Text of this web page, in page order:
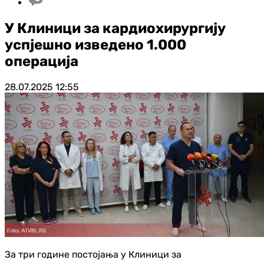
У Клиници за кардиохирургију
успјешно изведено 1.000
операција
28.07.2025 12:55
За три године постојања у Клиници за